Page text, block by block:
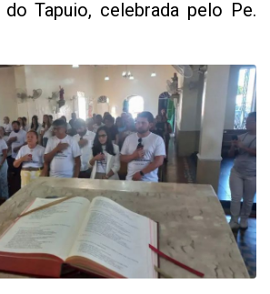
Tapuio, celebrada pelo Pe.